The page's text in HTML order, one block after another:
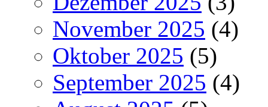
November 2025 (4)
Oktober 2025 (5)
September 2025 (4)